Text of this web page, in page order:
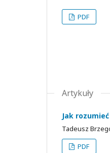
PDF
Artykuły
Jak
Tadeusz
PDF